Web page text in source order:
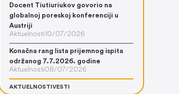
Docent Tiutiuriukov govorio na
globalnoj poreskoj konferenciji u
Austriji
Aktuelnosti10/07/2026
Konačna rang lista prijemnog ispita
održanog 7.7.2026. godine
Aktuelnosti08/07/2026
AKTUELNOSTI VESTI